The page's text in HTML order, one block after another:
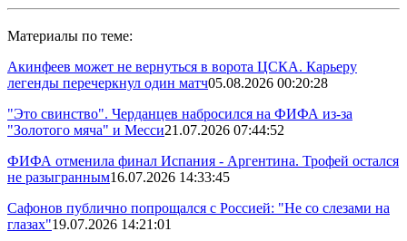
Материалы по теме:
Акинфеев может не вернуться в ворота ЦСКА. Карьеру
легенды перечеркнул один матч05.08.2026 00:20:28
"Это свинство". Черданцев набросился на ФИФА из-за
"Золотого мяча" и Месси21.07.2026 07:44:52
ФИФА отменила финал Испания - Аргентина. Трофей остался
не разыгранным16.07.2026 14:33:45
Сафонов публично попрощался с Россией: "Не со слезами на
глазах"19.07.2026 14:21:01